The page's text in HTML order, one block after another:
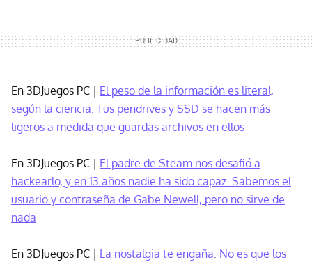
En 3DJuegos PC | El peso de la información es literal,
según la ciencia. Tus pendrives y SSD se hacen más
ligeros a medida que guardas archivos en ellos
En 3DJuegos PC | El padre de Steam nos desafió a
hackearlo, y en 13 años nadie ha sido capaz. Sabemos el
usuario y contraseña de Gabe Newell, pero no sirve de
nada
En 3DJuegos PC | La nostalgia te engaña. No es que los